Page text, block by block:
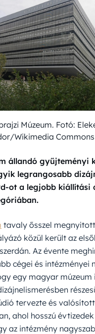
Múzeum. Fotó:
Wikimedia Commons
állandó gyűjteményi
legrangosabb
ot a legjobb kiállítási
tavaly ősszel
közül került az
Az évente
cégei és intézményei
egy magyar múzeum
tervezte és
ahol hosszú
az intézmény